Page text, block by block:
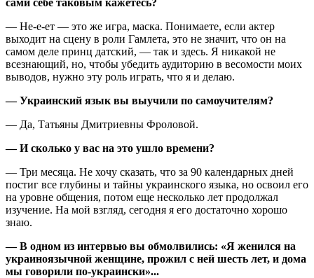
— Не-е-ет — это же игра, маска. Понимаете, если актер
выходит на сцену в роли Гамлета, это не значит, что он на
самом деле принц датский, — так и здесь. Я никакой не
всезнающий, но, чтобы убедить аудиторию в весомости моих
выводов, нужно эту роль играть, что я и делаю.
— Украинский язык вы выучили по самоучителям?
— Да, Татьяны Дмитриевны Фроловой.
— И сколько у вас на это ушло времени?
— Три месяца. Не хочу сказать, что за 90 календарных дней
постиг все глубины и тайны украинского языка, но освоил его
на уровне общения, потом еще несколько лет продолжал
изучение. На мой взгляд, сегодня я его достаточно хорошо
знаю.
— В одном из интервью вы обмолвились: «Я женился на
украиноязычной женщине, прожил с ней шесть лет, и дома
мы говорили по-украински»...